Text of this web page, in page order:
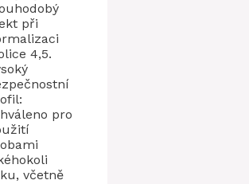
při
4,5.
pro
včetně